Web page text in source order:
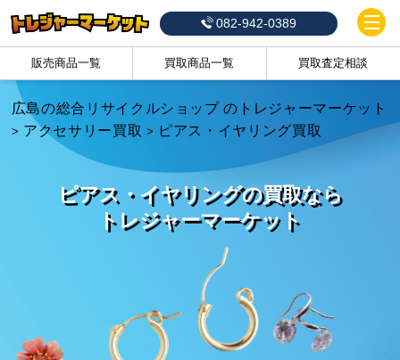
082-942-0389
販売商品一覧 買取商品一覧 買取査定相談
広島の総合リサイクルショップ のトレジャーマーケット
> アクセサリー買取 > ピアス・イヤリング買取
ピアス・イヤリングの買取なら
トレジャーマーケット